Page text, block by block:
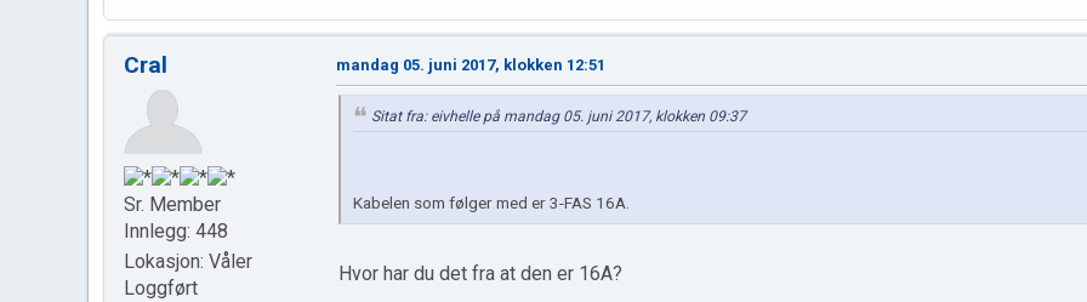
Cral
Sr. Member
Innlegg: 448
Lokasjon: Våler
Loggført
mandag 05. juni 2017, klokken 12:51
Sitat fra: eivhelle på mandag 05. juni 2017, klokken 09:37
Kabelen som følger med er 3-FAS 16A.
Hvor har du det fra at den er 16A?